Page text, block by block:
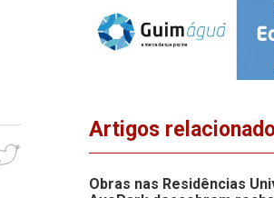
Artigos
Obras nas Residências